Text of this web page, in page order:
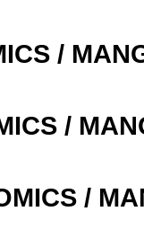
/
/
/